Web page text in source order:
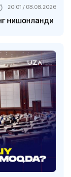
нишонланди
20:01 / 08.08.2026